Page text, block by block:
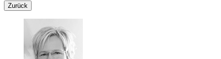
Zurück